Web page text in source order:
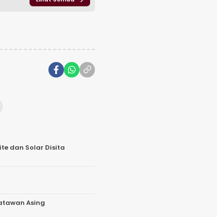
dan Solar Disita
Asing